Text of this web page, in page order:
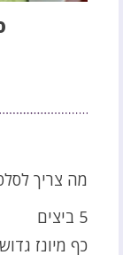
מה צריך
5 ביצים
כף מיונז